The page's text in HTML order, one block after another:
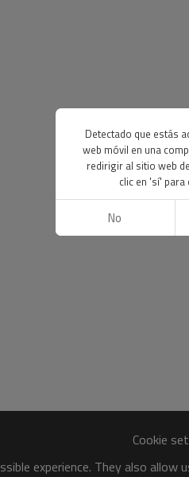
Cookie
experience. They also
Detectado que estás
web móvil en una
redirigir al sitio web
clic en 'sí'
No